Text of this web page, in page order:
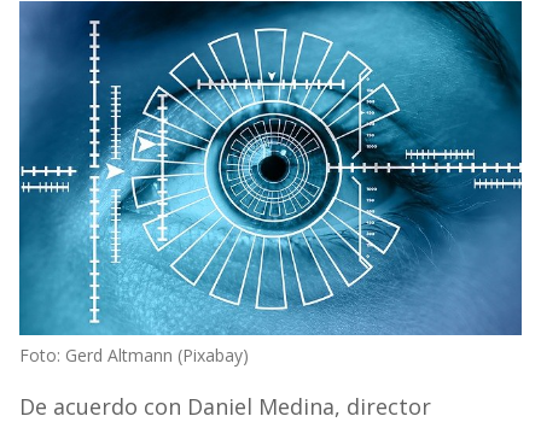
Foto: Gerd Altmann (Pixabay)
De acuerdo con Daniel Medina, director